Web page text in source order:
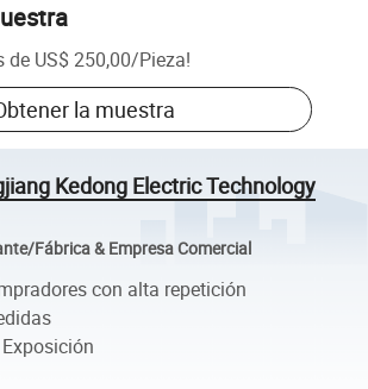
de US$ 250,00/Pieza!
la muestra
Kedong Electric Technology
Fábrica & Empresa Comercial
con alta repetición